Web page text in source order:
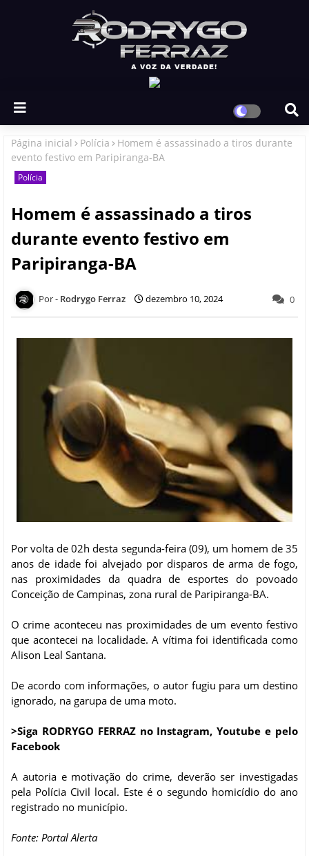
Página inicial Polícia
Homem é assassinado a tiros durante
evento festivo em Paripiranga-BA
Polícia
Homem é assassinado a tiros
durante evento festivo em
Paripiranga-BA
Rodrygo Ferraz dezembro 10, 2024 0
Por volta de 02h desta segunda-feira (09), um homem de 35
anos de idade foi alvejado por disparos de arma de fogo,
nas proximidades da quadra de esportes do povoado
Conceição de Campinas, zona rural de Paripiranga-BA.
O crime aconteceu nas proximidades de um evento festivo
que acontecei na localidade. A vítima foi identificada como
Alison Leal Santana.
De acordo com informações, o autor fugiu para um destino
ignorado, na garupa de uma moto.
>Siga RODRYGO FERRAZ no Instagram, Youtube e pelo
Facebook
A autoria e motivação do crime, deverão ser investigadas
pela Polícia Civil local. Este é o segundo homicídio do ano
registrado no município.
Fonte: Portal Alerta